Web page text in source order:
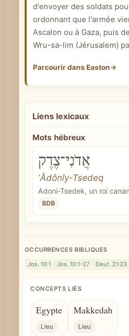
Liens lexicaux
Mots hébreux
אֲדֹנִי־צֶדֶק
ʼĂdônîy-Tsedeq
Adoni-Tsedek, un roi
BDB
d'envoyer des soldats
ordonnant que l'armée
Ascalon ou à Gaza, puis
Wru-sa-lim (Jérusalem)
Parcourir dans Easton→
OCCURRENCES BIBLIQUES
Jos. 10:1
Jos. 10:1-27 Deut. 21:23
CONCEPTS LIÉS
Egypte
Lieu
Makkedah
Lieu